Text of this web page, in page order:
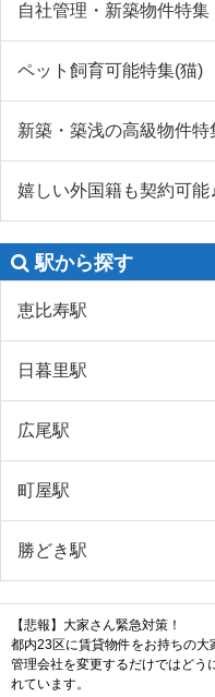
自社管理・新築物件特集
ペット飼育可能特集(猫)
新築・築浅の高級物件特
嬉しい外国籍も契約可能
駅から探す
恵比寿駅
日暮里駅
広尾駅
町屋駅
勝どき駅